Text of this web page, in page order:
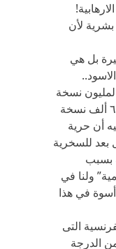
لأن
بل هي
نسخة
بعد ان كانت تطبع مابين ٤٠ إلى٦٠ ألف نسخة
أن حرية
بعد للسخرية
بسبب
ولنا في
في هذا
التى
الدرجة